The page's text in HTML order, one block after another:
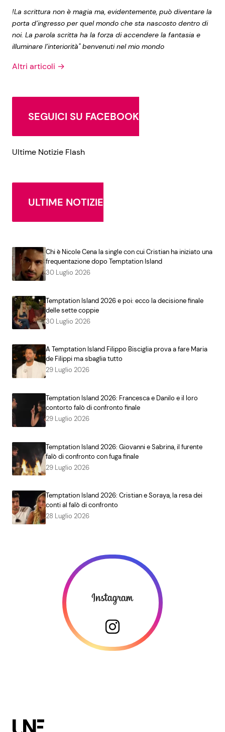
!La scrittura non è magia ma, evidentemente, può diventare la
porta d’ingresso per quel mondo che sta nascosto dentro di
noi. La parola scritta ha la forza di accendere la fantasia e
illuminare l’interiorità" benvenuti nel mio mondo
Altri articoli →
SEGUICI SU FACEBOOK
Ultime Notizie Flash
ULTIME NOTIZIE
Chi è Nicole Cena la single con cui Cristian ha iniziato una
frequentazione dopo Temptation Island
30 Luglio 2026
Temptation Island 2026 e poi: ecco la decisione finale
delle sette coppie
30 Luglio 2026
A Temptation Island Filippo Bisciglia prova a fare Maria
de Filippi ma sbaglia tutto
29 Luglio 2026
Temptation Island 2026: Francesca e Danilo e il loro
contorto falò di confronto finale
29 Luglio 2026
Temptation Island 2026: Giovanni e Sabrina, il furente
falò di confronto con fuga finale
29 Luglio 2026
Temptation Island 2026: Cristian e Soraya, la resa dei
conti al falò di confronto
28 Luglio 2026